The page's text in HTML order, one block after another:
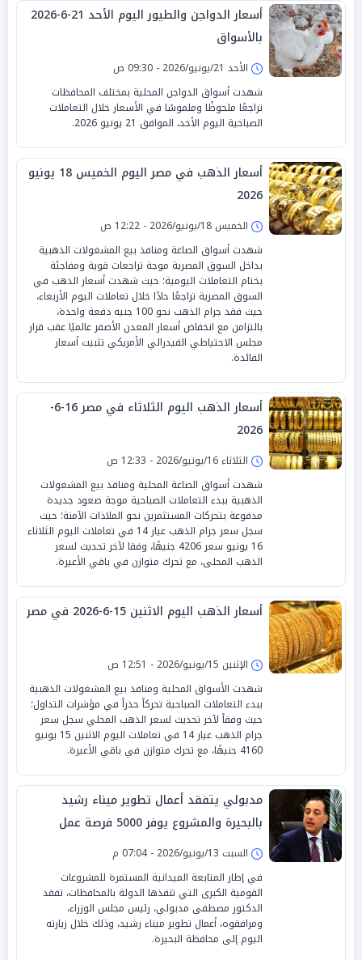
أسعار الدواجن والطيور اليوم الأحد 21-6-2026
بالأسواق
الأحد 21/يونيو/2026 - 09:30 ص
شهدت أسواق الدواجن المحلية بمختلف المحافظات
تراجعًا ملحوظًا وملموسًا في الأسعار خلال التعاملات
الصباحية اليوم الأحد، الموافق 21 يونيو 2026.
أسعار الذهب في مصر اليوم الخميس 18 يونيو
2026
الخميس 18/يونيو/2026 - 12:22 ص
شهدت أسواق الصاغة ومنافذ بيع المشغولات الذهبية
بداخل السوق المصرية موجة تراجعات قوية ومفاجئة
بختام التعاملات اليومية؛ حيث شهدت أسعار الذهب في
السوق المصرية تراجعًا حادًا خلال تعاملات اليوم الأربعاء،
حيث فقد جرام الذهب نحو 100 جنيه دفعة واحدة،
بالتزامن مع انخفاض أسعار المعدن الأصفر عالميًا عقب قرار
مجلس الاحتياطي الفيدرالي الأمريكي تثبيت أسعار
الفائدة.
أسعار الذهب اليوم الثلاثاء في مصر 16-6-
2026
الثلاثاء 16/يونيو/2026 - 12:33 ص
شهدت أسواق الصاغة المحلية ومنافذ بيع المشغولات
الذهبية ببدء التعاملات الصباحية موجة صعود جديدة
مدفوعة بتحركات المستثمرين نحو الملاذات الآمنة؛ حيث
سجل سعر جرام الذهب عيار 14 في تعاملات اليوم الثلاثاء
16 يونيو سعر 4206 جنيهًا، وفقا لآخر تحديث لسعر
الذهب المحلى، مع تحرك متوازن في باقي الأعيرة.
أسعار الذهب اليوم الاثنين 15-6-2026 في مصر
الإثنين 15/يونيو/2026 - 12:51 ص
شهدت الأسواق المحلية ومنافذ بيع المشغولات الذهبية
ببدء التعاملات الصباحية تحركاً حذراً في مؤشرات التداول؛
حيث وفقاً لآخر تحديث لسعر الذهب المحلي سجل سعر
جرام الذهب عيار 14 في تعاملات اليوم الاثنين 15 يونيو
4160 جنيهًا، مع تحرك متوازن في باقي الأعيرة.
مدبولي يتفقد أعمال تطوير ميناء رشيد
بالبحيرة والمشروع يوفر 5000 فرصة عمل
السبت 13/يونيو/2026 - 07:04 م
في إطار المتابعة الميدانية المستمرة للمشروعات
القومية الكبرى التي تنفذها الدولة بالمحافظات، تفقد
الدكتور مصطفى مدبولي، رئيس مجلس الوزراء،
ومرافقوه، أعمال تطوير ميناء رشيد، وذلك خلال زيارته
اليوم إلى محافظة البحيرة.